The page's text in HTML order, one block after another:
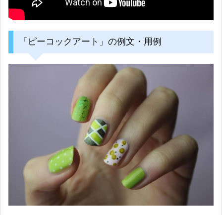
「ピーコックアート」の例文・用例